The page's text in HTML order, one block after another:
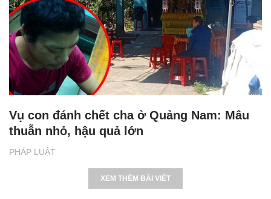
PHÁP LUẬT
Vụ con đánh chết cha ở Quảng Nam: Mâu
thuẫn nhỏ, hậu quả lớn
XEM THÊM BÀI VIẾT